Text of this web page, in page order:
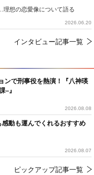
ンで刑事役を熱演！『八神瑛
–』
2026.08.08
動も運んでくれるおすすめ
2026.08.07
ピックアップ記事一覧
想の恋愛像について語る
2026.06.20
インタビュー記事一覧